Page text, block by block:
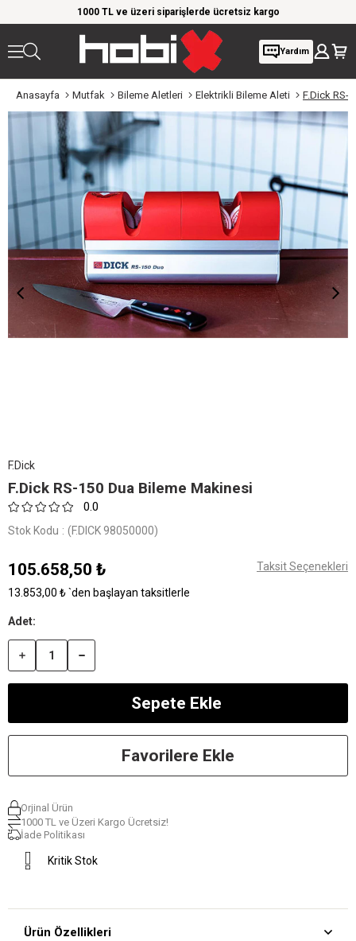
1000 TL ve üzeri siparişlerde ücretsiz kargo
Yardım
Anasayfa Mutfak Bileme Aletleri Elektrikli Bileme Aleti F.Dick RS-
F.Dick
F.Dick RS-150 Dua Bileme Makinesi
0.0
Stok Kodu (F.DICK 98050000)
105.658,50 ₺ Taksit Seçenekleri
13.853,00 ₺`den başlayan taksitlerle
Favorilere Ekle
Orjinal Ürün
1000 TL ve Üzeri Kargo Ücretsiz!
İade Politikası
Kritik Stok
Ürün Özellikleri